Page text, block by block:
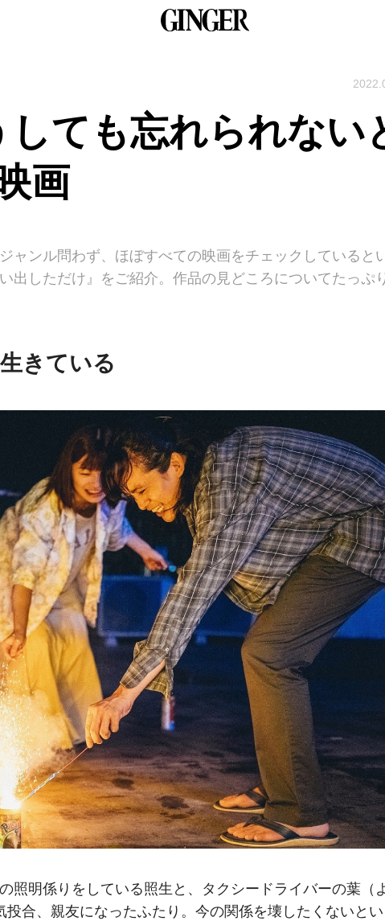
ても忘れられない
画
ャンル問わず、ほぼすべての映画をチェックしていると
出しただけ』をご紹介。作品の見どころについてたっぷ
きている
照明係りをしている照生と、タクシードライバーの葉（
合、親友になったふたり。今の関係を壊したくないと